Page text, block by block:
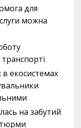
для
можна
екосистемах
на забутий
тюрми